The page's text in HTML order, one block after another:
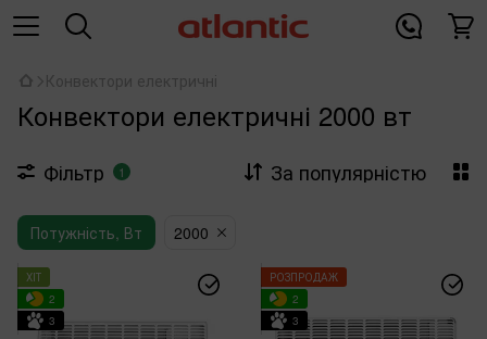
Конвектори електричні
Конвектори електричні 2000 вт
Фільтр 1 За популярністю
Потужність, Вт 2000
ХІТ
2
3
РОЗПРОДАЖ
2
3